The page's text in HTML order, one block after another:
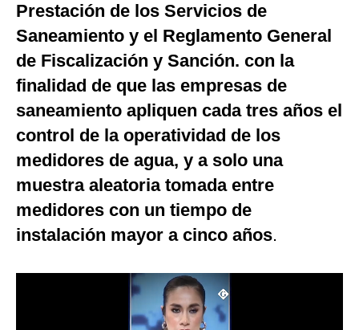
G de Gestión
Notas Contratadas
Podcast
Gestión TV
Fotogalerías
Prestación de los Servicios de
Saneamiento y el Reglamento General
de Fiscalización y Sanción. con la
finalidad de que las empresas de
saneamiento apliquen cada tres años el
control de la operatividad de los
medidores de agua, y a solo una
muestra aleatoria tomada entre
medidores con un tiempo de
instalación mayor a cinco años.